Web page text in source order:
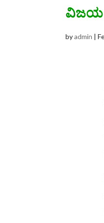
byadmin |